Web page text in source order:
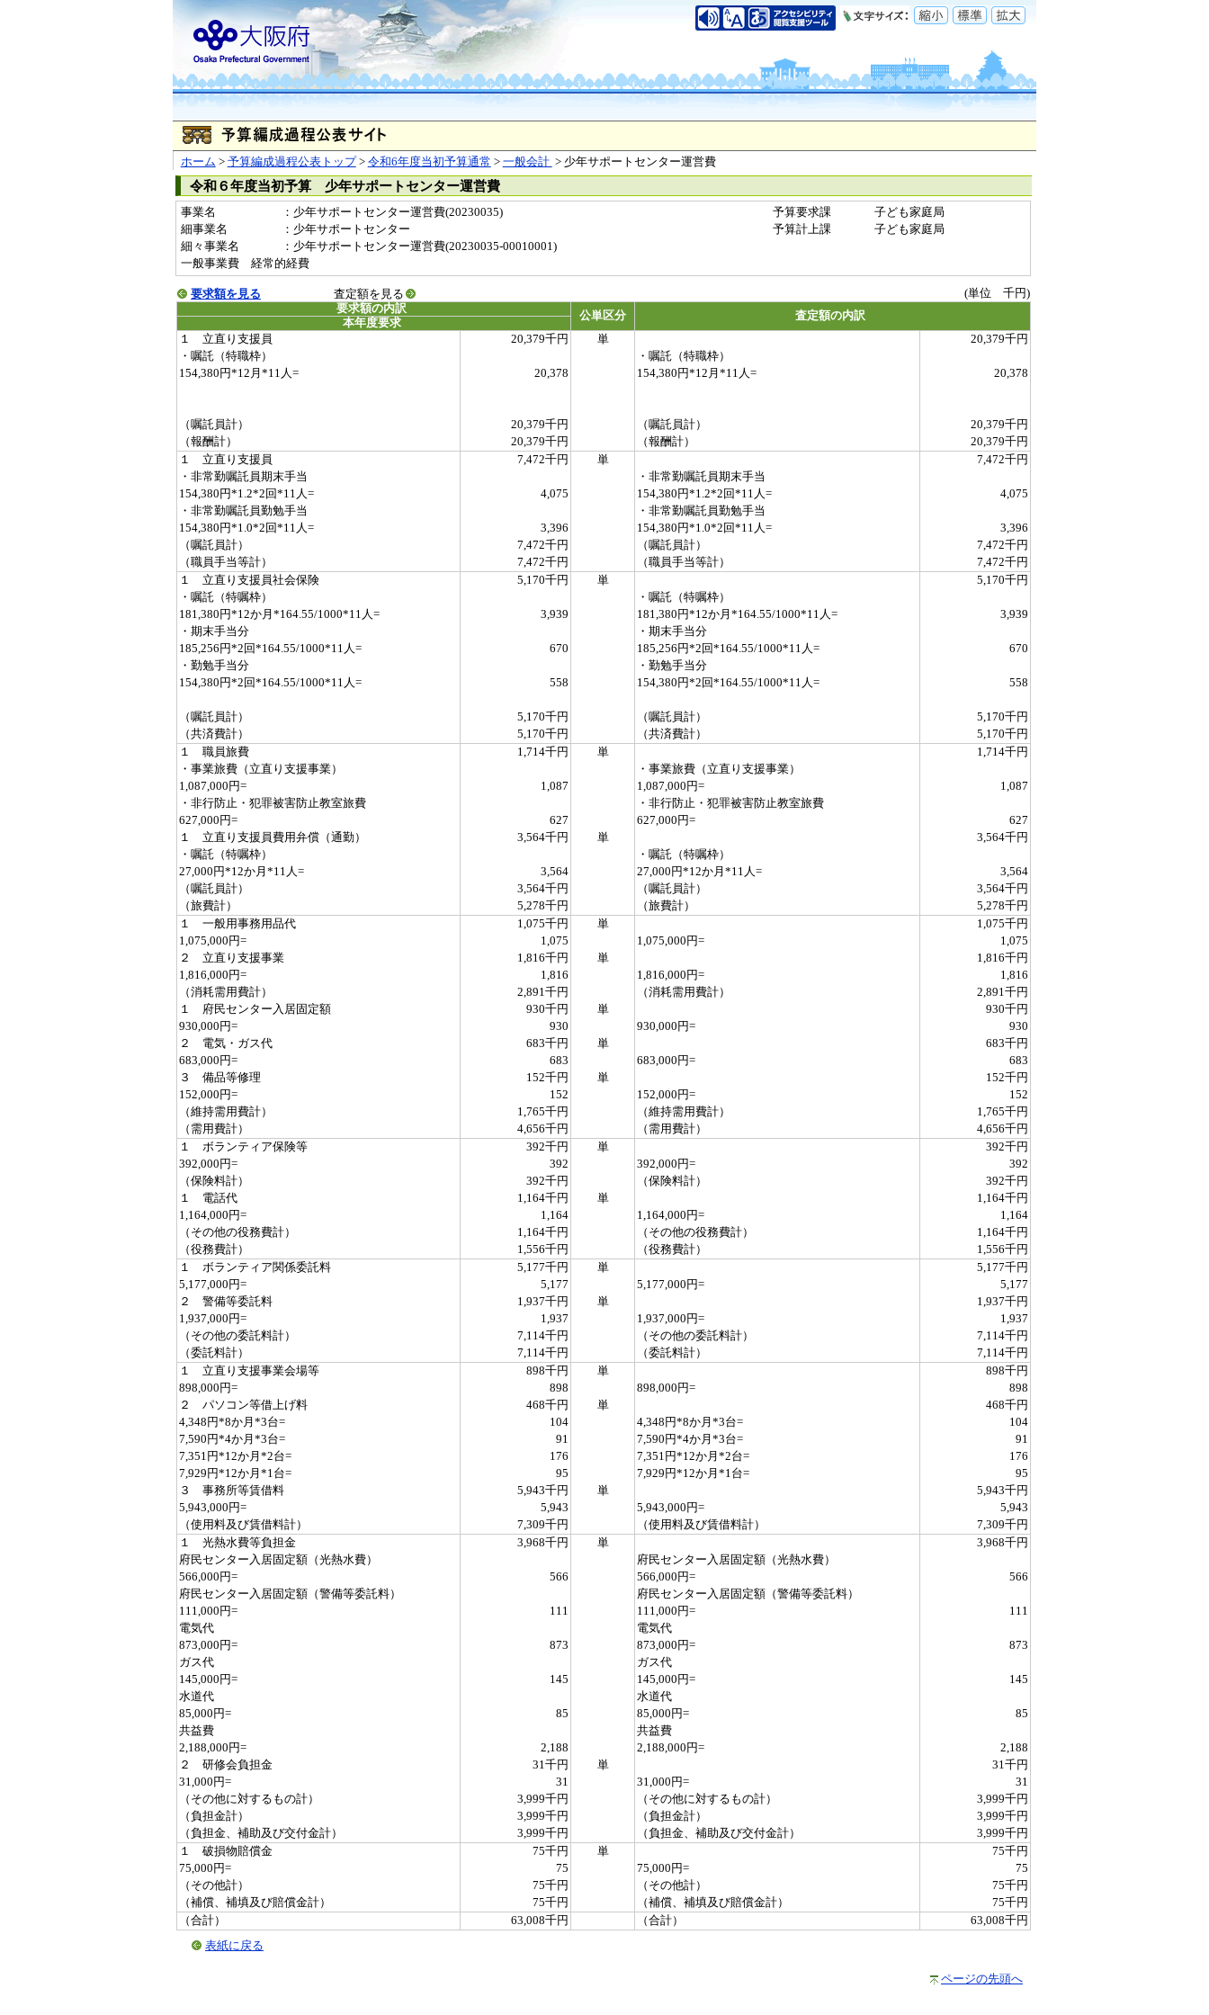
ホーム > 予算編成過程公表トップ> 令和6年度当初予算通常 > 一般会計 > 少年サポートセンター運営費
令和６年度当初予算 少年サポートセンター運営費
事業名 ：少年サポートセンター運営費(20230035) 予算要求課
子ども家庭局
細事業名
：少年サポートセンター 予算計上課
子ども家庭局
細々事業名
：少年サポートセンター運営費(20230035-00010001)
一般事業費 経常的経費
要求額を見る 査定額を見る
(単位 千円)
要求額の内訳
公単区分 査定額の内訳
本年度要求
１ 立直り支援員
20,379千円 単
20,379千円
・嘱託（特職枠）
・嘱託（特職枠）
154,380円*12月*11人=
20,378 154,380円*12月*11人= 20,378
（嘱託員計） 20,379千円 （嘱託員計）
20,379千円
（報酬計）
20,379千円 （報酬計）
20,379千円
１ 立直り支援員
7,472千円 単
7,472千円
・非常勤嘱託員期末手当
・非常勤嘱託員期末手当
154,380円*1.2*2回*11人=
4,075 154,380円*1.2*2回*11人=
4,075
・非常勤嘱託員勤勉手当
・非常勤嘱託員勤勉手当
154,380円*1.0*2回*11人=
3,396 154,380円*1.0*2回*11人=
3,396
（嘱託員計）
7,472千円 （嘱託員計）
7,472千円
（職員手当等計）
7,472千円 （職員手当等計）
7,472千円
１ 立直り支援員社会保険
5,170千円 単
5,170千円
・嘱託（特嘱枠）
・嘱託（特嘱枠）
181,380円*12か月*164.55/1000*11人=
3,939 181,380円*12か月*164.55/1000*11人=
3,939
・期末手当分
・期末手当分
185,256円*2回*164.55/1000*11人=
670 185,256円*2回*164.55/1000*11人=
670
・勤勉手当分
・勤勉手当分
154,380円*2回*164.55/1000*11人=
558 154,380円*2回*164.55/1000*11人= 558
（嘱託員計） 5,170千円 （嘱託員計）
5,170千円
（共済費計）
5,170千円 （共済費計）
5,170千円
１ 職員旅費
1,714千円 単
1,714千円
・事業旅費（立直り支援事業）
・事業旅費（立直り支援事業）
1,087,000円=
1,087 1,087,000円=
1,087
・非行防止・犯罪被害防止教室旅費
・非行防止・犯罪被害防止教室旅費
627,000円=
627 627,000円=
627
１ 立直り支援員費用弁償（通勤）
3,564千円 単
3,564千円
・嘱託（特嘱枠）
・嘱託（特嘱枠）
27,000円*12か月*11人=
3,564 27,000円*12か月*11人=
3,564
（嘱託員計）
3,564千円 （嘱託員計）
3,564千円
（旅費計）
5,278千円 （旅費計）
5,278千円
１ 一般用事務用品代
1,075千円 単
1,075千円
1,075,000円=
1,075 1,075,000円=
1,075
２ 立直り支援事業
1,816千円 単
1,816千円
1,816,000円=
1,816 1,816,000円=
1,816
（消耗需用費計）
2,891千円 （消耗需用費計）
2,891千円
１ 府民センター入居固定額
930千円 単
930千円
930,000円=
930 930,000円=
930
２ 電気・ガス代
683千円 単
683千円
683,000円=
683 683,000円=
683
３ 備品等修理
152千円 単
152千円
152,000円=
152 152,000円=
152
（維持需用費計）
1,765千円 （維持需用費計）
1,765千円
（需用費計）
4,656千円 （需用費計）
4,656千円
１ ボランティア保険等
392千円 単
392千円
392,000円=
392 392,000円=
392
（保険料計）
392千円 （保険料計）
392千円
１ 電話代
1,164千円 単
1,164千円
1,164,000円=
1,164 1,164,000円=
1,164
（その他の役務費計）
1,164千円 （その他の役務費計）
1,164千円
（役務費計）
1,556千円 （役務費計）
1,556千円
１ ボランティア関係委託料
5,177千円 単
5,177千円
5,177,000円=
5,177 5,177,000円=
5,177
２ 警備等委託料
1,937千円 単
1,937千円
1,937,000円=
1,937 1,937,000円=
1,937
（その他の委託料計）
7,114千円 （その他の委託料計）
7,114千円
（委託料計）
7,114千円 （委託料計）
7,114千円
１ 立直り支援事業会場等
898千円 単
898千円
898,000円=
898 898,000円=
898
２ パソコン等借上げ料
468千円 単
468千円
4,348円*8か月*3台=
104 4,348円*8か月*3台=
104
7,590円*4か月*3台=
91 7,590円*4か月*3台=
91
7,351円*12か月*2台=
176 7,351円*12か月*2台=
176
7,929円*12か月*1台=
95 7,929円*12か月*1台=
95
３ 事務所等賃借料
5,943千円 単
5,943千円
5,943,000円=
5,943 5,943,000円=
5,943
（使用料及び賃借料計）
7,309千円 （使用料及び賃借料計）
7,309千円
１ 光熱水費等負担金
3,968千円 単
3,968千円
府民センター入居固定額（光熱水費）
府民センター入居固定額（光熱水費）
566,000円=
566 566,000円=
566
府民センター入居固定額（警備等委託料）
府民センター入居固定額（警備等委託料）
111,000円=
111 111,000円=
111
電気代
電気代
873,000円=
873 873,000円=
873
ガス代
ガス代
145,000円=
145 145,000円=
145
水道代
水道代
85,000円=
85 85,000円=
85
共益費
共益費
2,188,000円=
2,188 2,188,000円=
2,188
２ 研修会負担金
31千円 単
31千円
31,000円=
31 31,000円=
31
（その他に対するもの計）
3,999千円 （その他に対するもの計）
3,999千円
（負担金計）
3,999千円 （負担金計）
3,999千円
（負担金、補助及び交付金計）
3,999千円 （負担金、補助及び交付金計）
3,999千円
１ 破損物賠償金
75千円 単
75千円
75,000円=
75 75,000円=
75
（その他計）
75千円 （その他計）
75千円
（補償、補填及び賠償金計）
75千円 （補償、補填及び賠償金計）
75千円
（合計）
63,008千円 （合計）
63,008千円
表紙に戻る
ページの先頭へ